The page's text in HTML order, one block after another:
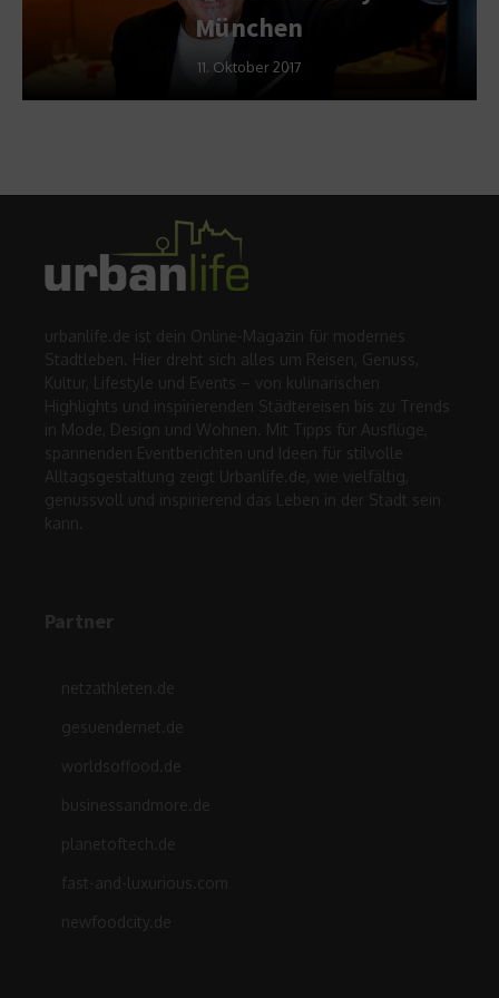
München
11. Oktober 2017
urbanlife.de ist dein Online-Magazin für modernes
Stadtleben. Hier dreht sich alles um Reisen, Genuss,
Kultur, Lifestyle und Events – von kulinarischen
Highlights und inspirierenden Städtereisen bis zu Trends
in Mode, Design und Wohnen. Mit Tipps für Ausflüge,
spannenden Eventberichten und Ideen für stilvolle
Alltagsgestaltung zeigt Urbanlife.de, wie vielfältig,
genussvoll und inspirierend das Leben in der Stadt sein
kann.
Partner
netzathleten.de
gesuendernet.de
worldsoffood.de
businessandmore.de
planetoftech.de
fast-and-luxurious.com
newfoodcity.de